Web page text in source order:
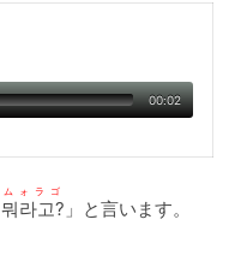
00:02
뭐라고?
ムォラゴ
」と言います。